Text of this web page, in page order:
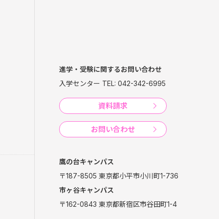
進学・受験に関するお問い合わせ
入学センター TEL: 042-342-6995
資料請求
お問い合わせ
鷹の台キャンパス
〒187-8505 東京都小平市小川町1-736
市ヶ谷キャンパス
〒162-0843 東京都新宿区市谷田町1-4